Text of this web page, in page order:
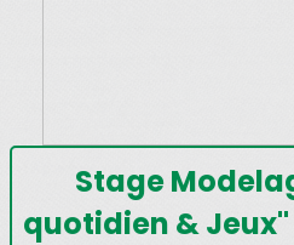
Stage
quotidien &